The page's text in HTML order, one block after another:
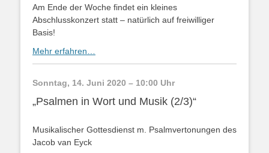
Am Ende der Woche findet ein kleines
Abschlusskonzert statt – natürlich auf freiwilliger
Basis!
Mehr erfahren…
Sonntag, 14. Juni 2020 – 10:00 Uhr
„Psalmen in Wort und Musik (2/3)“
Musikalischer Gottesdienst m. Psalmvertonungen des
Jacob van Eyck